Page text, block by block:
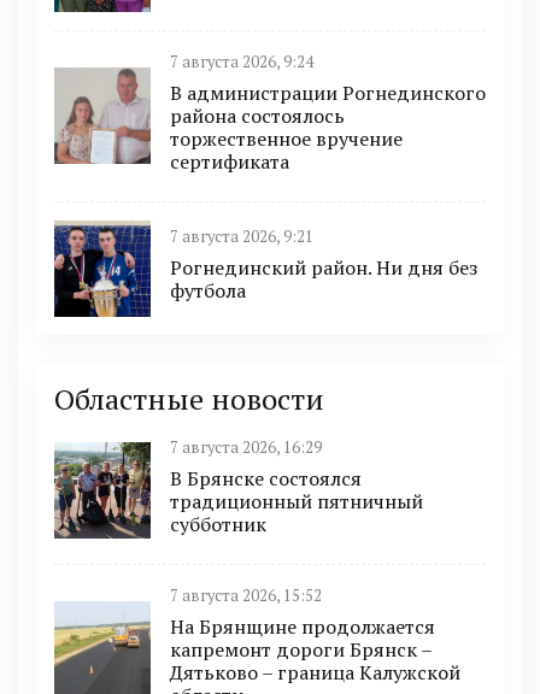
7 августа 2026, 9:24
В администрации Рогнединского
района состоялось
торжественное вручение
сертификата
7 августа 2026, 9:21
Рогнединский район. Ни дня без
футбола
Областные новости
7 августа 2026, 16:29
В Брянске состоялся
традиционный пятничный
субботник
7 августа 2026, 15:52
На Брянщине продолжается
капремонт дороги Брянск –
Дятьково – граница Калужской